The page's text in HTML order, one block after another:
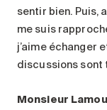
sentir bien. Puis,
me suis
j’aime échanger
discussions sont
Monsieur